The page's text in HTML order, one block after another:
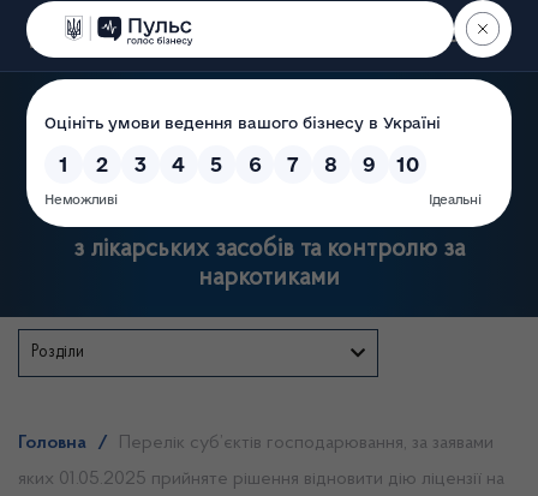
Пошук
Державна служба України
з лікарських засобів та контролю за
наркотиками
Розділи
Головна /
Перелік суб’єктів господарювання, за заявами
яких 01.05.2025 прийняте рішення відновити дію ліцензії на